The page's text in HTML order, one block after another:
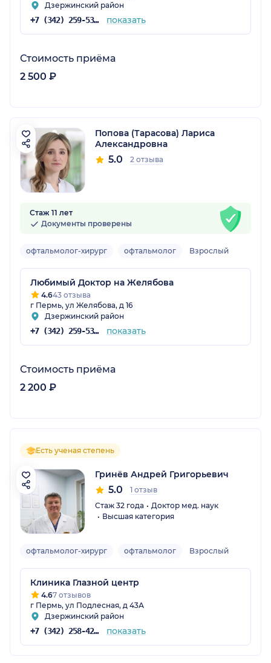
Дзержинский район
+7 (342) 259-53-03 показать
Стоимость приёма
2 500 ₽
Попова (Тарасова) Лариса
Александровна
5.0 2 отзыва
Стаж 11 лет
Документы проверены
офтальмолог-хирург офтальмолог Взрослый
Любимый Доктор на Желябова
4.643 отзыва
г Пермь, ул Желябова, д 16
Дзержинский район
+7 (342) 259-53-03 показать
Стоимость приёма
2 200 ₽
Есть ученая степень
Гринёв Андрей Григорьевич
5.0
1 отзыв
Стаж 32 года
Доктор мед. наук
Высшая категория
офтальмолог-хирург офтальмолог Взрослый
Клиника Глазной центр
4.67 отзывов
г Пермь, ул Подлесная, д 43А
Дзержинский район
+7 (342) 258-42-00 показать